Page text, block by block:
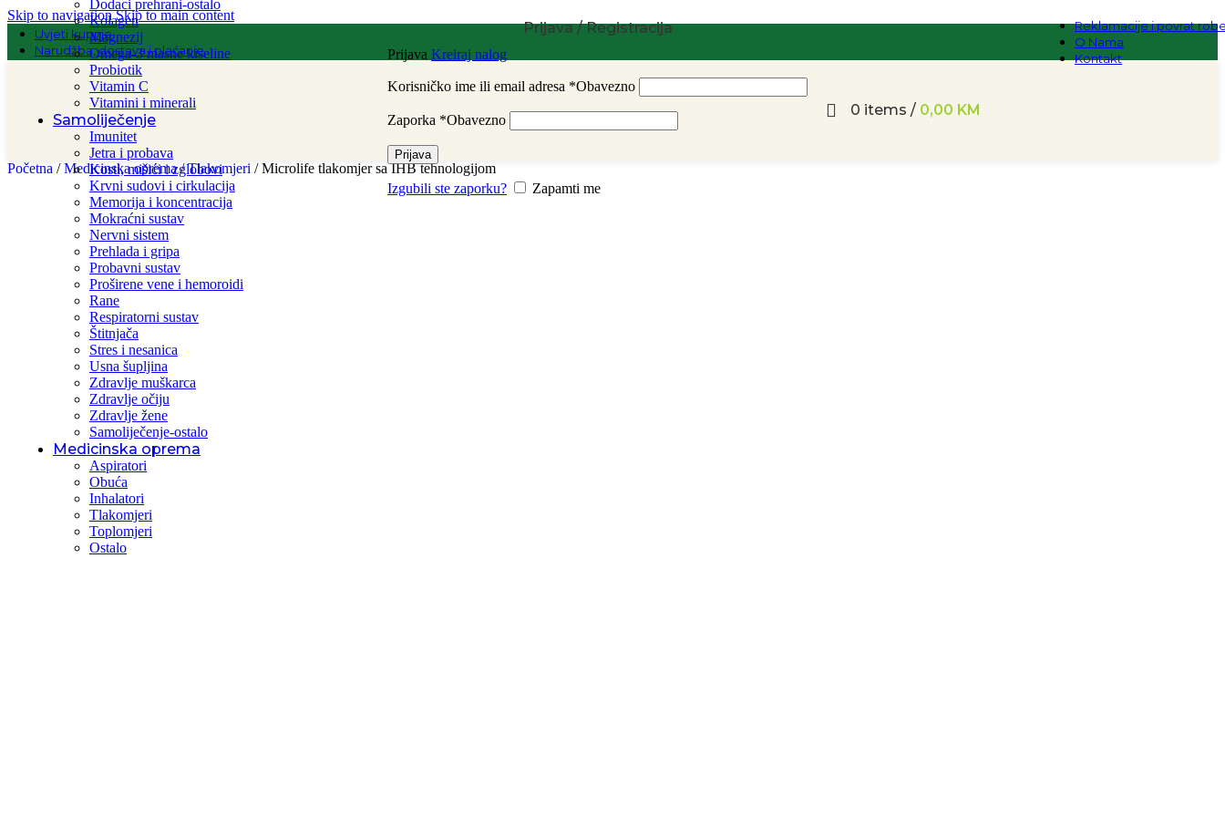
Skip to navigationSkip to main content
Uvjeti kupnje
Narudžba, dostava i plaćanje
Reklamacije i povrat
O Nama
Kontakt
Dodaci prehrani-ostalo
Kolagen
Magnezij
Omega-3 masne kiseline
Probiotik
Vitamin C
Vitamini i minerali
Samoliječenje
Imunitet
Jetra i probava
Kosti, mišići i zglobovi
Krvni sudovi i cirkulacija
Memorija i koncentracija
Mokraćni sustav
Nervni sistem
Prehlada i gripa
Probavni sustav
Proširene vene i hemoroidi
Rane
Respiratorni sustav
Štitnjača
Stres i nesanica
Usna šupljina
Zdravlje muškarca
Zdravlje očiju
Zdravlje žene
Samoliječenje-ostalo
Medicinska oprema
Aspiratori
Obuća
Inhalatori
Tlakomjeri
Toplomjeri
Ostalo
Prijava / Registracija
Prijava Kreiraj nalog
Korisničko ime ili email adresa *Obavezno
Zaporka *Obavezno
Prijava
Izgubili ste zaporku? Zapamti me
0 items / 0,00 KM
Početna / Medicinska oprema/ Tlakomjeri / Microlife tlakomjer sa IHB tehnologijom